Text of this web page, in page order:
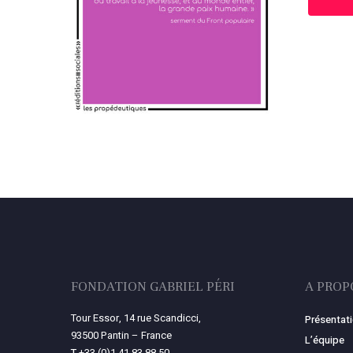
FONDATION GABRIEL PÉRI
Tour Essor, 14 rue Scandicci,
93500 Pantin – France
A
L’équipe